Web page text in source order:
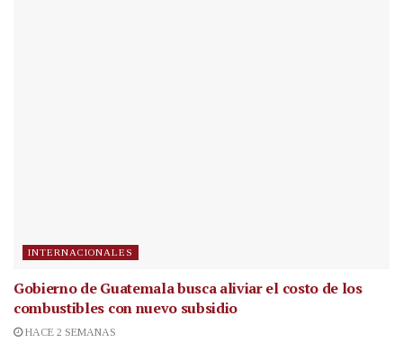
INTERNACIONALES
Gobierno de Guatemala busca aliviar el costo de los
combustibles con nuevo subsidio
HACE 2 SEMANAS